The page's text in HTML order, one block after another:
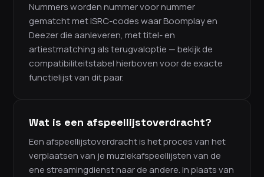
Nummers worden nummer voor nummer
gematcht met ISRC-codes waar Boomplay en
Deezer die aanleveren, met titel- en
artiestmatching als terugvaloptie — bekijk de
compatibiliteitstabel hierboven voor de exacte
functielijst van dit paar.
Wat is een afspeellijstoverdracht?
Een afspeellijstoverdracht is het proces van het
verplaatsen van je muziekafspeellijsten van de
ene streamingdienst naar de andere. In plaats van